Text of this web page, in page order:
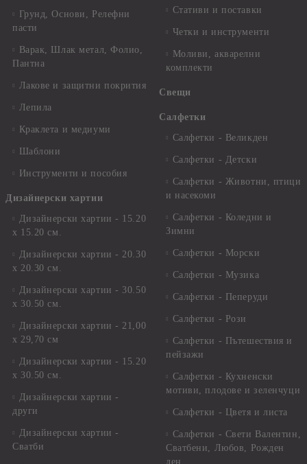
Грунд, Основи, Релефни
пасти
Варак, Шлак метал, Фолио,
Пантна
Лакове и защитни покрития
Лепила
Краклета и медиуми
Шаблони
Инструменти и пособия
Дизайнерски хартии
Дизайнерски хартии - 15.20
х 15.20 см.
Дизайнерски хартии - 20.30
х 20.30 см.
Дизайнерски хартии - 30.50
х 30.50 см.
Дизайнерски хартии - 21,00
х 29,70 см
Дизайнерски хартии - 15.20
x 30.50 см.
Дизайнерски хартии -
други
Дизайнерски хартии -
Сватби
Стативи и поставки
Четки и инструменти
Моливи, акварелни
комплекти
Свещи
Салфетки
Салфетки - Великден
Салфетки - Детски
Салфетки - Животни, птици
и насекоми
Салфетки - Коледни и
Зимни
Салфетки - Морски
Салфетки - Музика
Салфетки - Пеперуди
Салфетки - Рози
Салфетки - Пътешествия и
пейзажи
Салфетки - Кухненски
мотиви, плодове и зеленчуци
Салфетки - Цветя и листа
Салфетки - Свети Валентин,
Сватбени, Любов, Рожден
ден